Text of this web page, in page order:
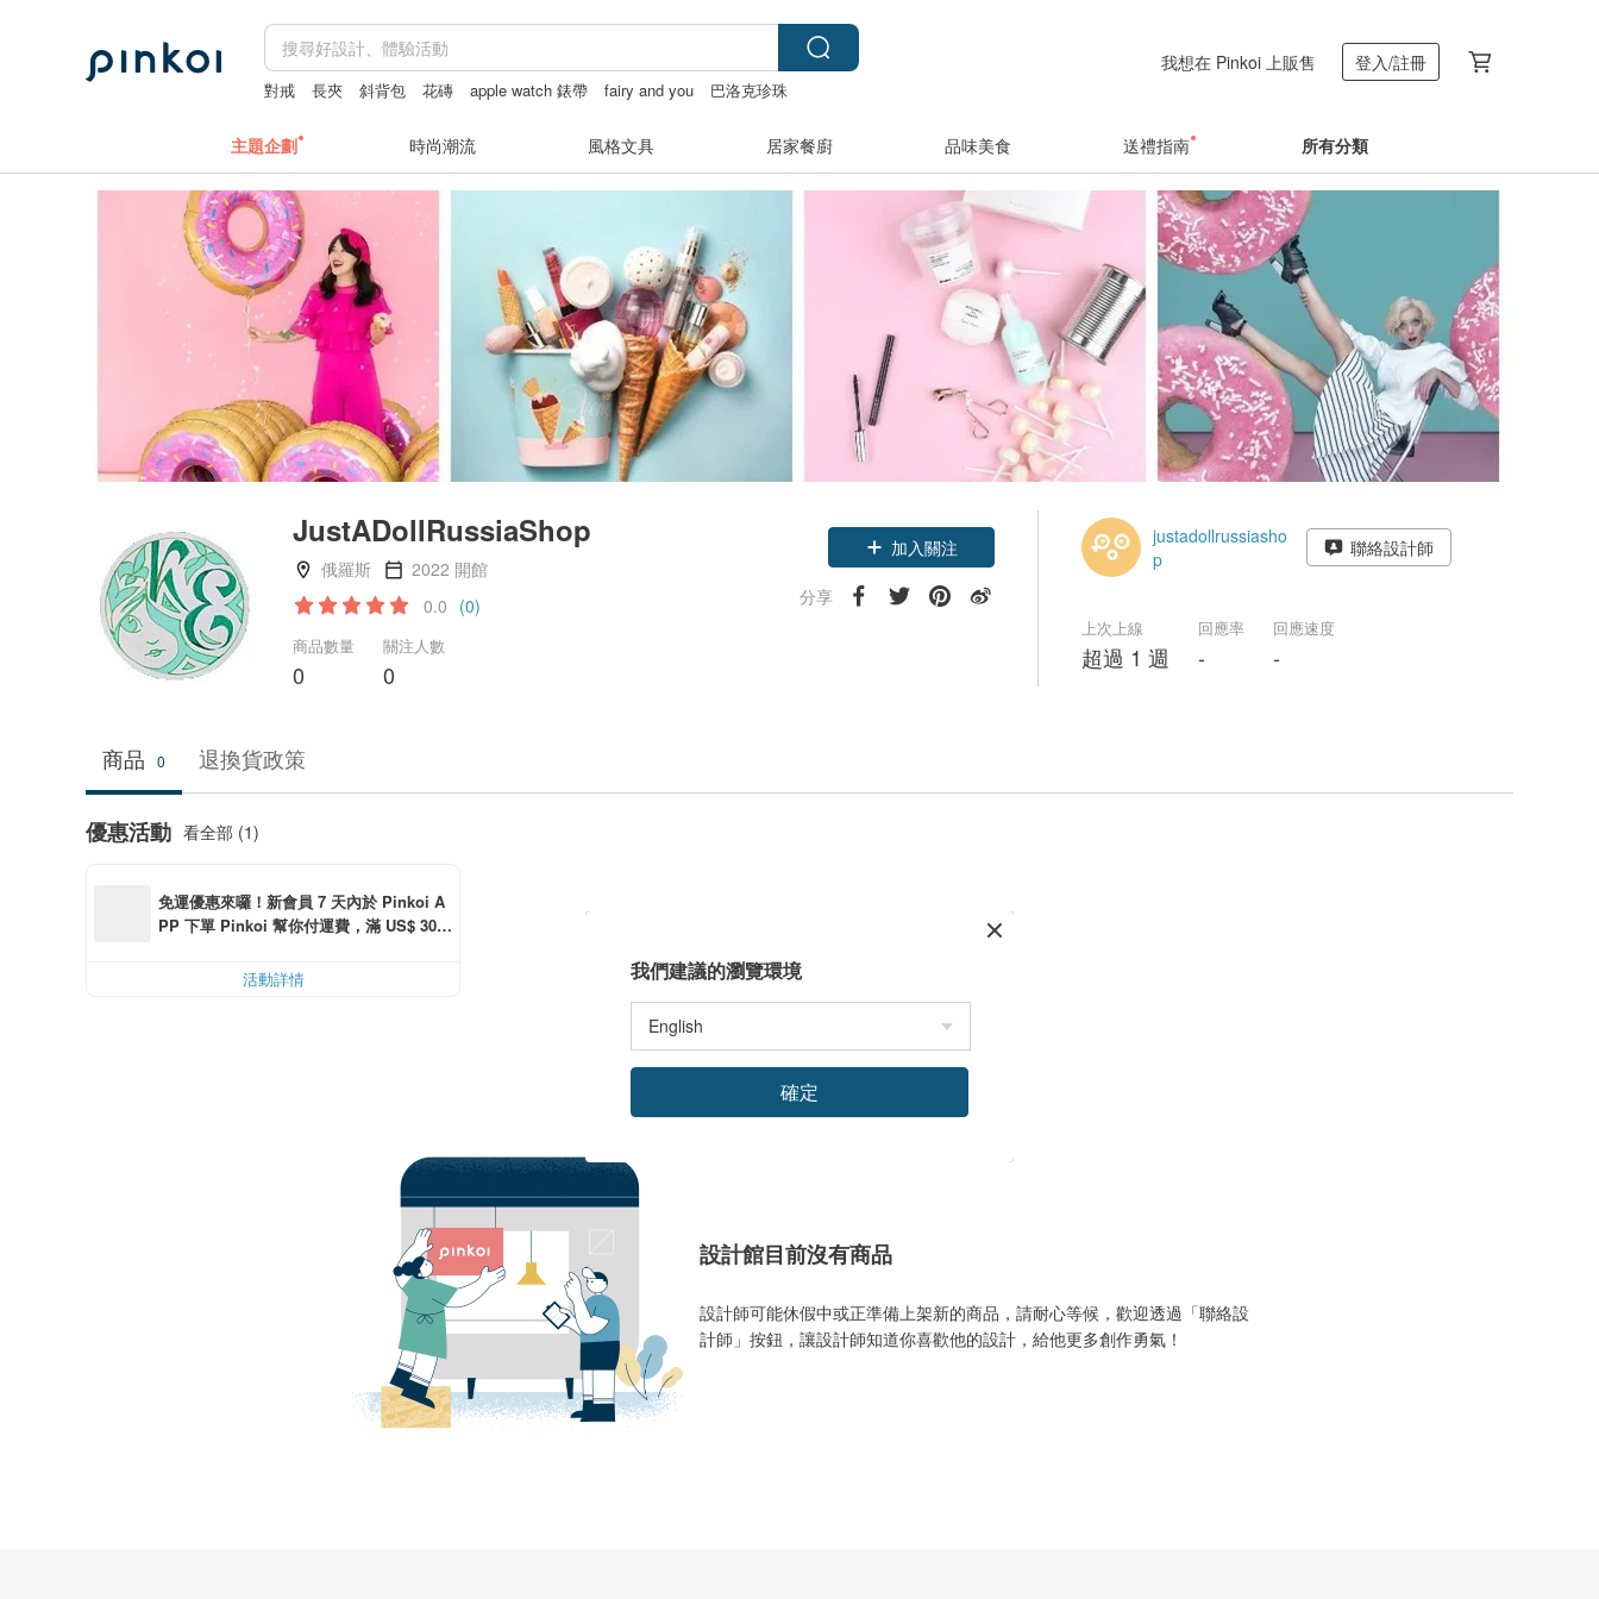
對戒 長夾 斜背包 花磚 apple watch 錶帶 fairy and you
巴洛克珍珠
我想在 Pinkoi 上販售 登入/註冊
主題企劃 時尚潮流 風格文具 居家餐廚 品味美食 送禮指南 所有分類
JustADollRussiaShop
俄羅斯
2022 開館
0.0 (0)
商品數量
0
關注人數
0
加入關注
分享
justadollrussiasho
p
聯絡設計師
上次上線
超過 1 週
回應率
-
回應速度
-
商品 0 退換貨政策
優惠活動 看全部 (1)
免運優惠來囉！新會員 7 天內於 Pinkoi A
PP 下單 Pinkoi 幫你付運費，滿 US$ 30.0
活動詳情
設計館目前沒有商品
設計師可能休假中或正準備上架新的商品，請耐心等候，歡迎透過「聯絡設
計師」按鈕，讓設計師知道你喜歡他的設計，給他更多創作勇氣！
我們建議的瀏覽環境
確定